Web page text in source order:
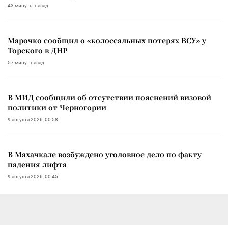
43 минуты назад
Марочко сообщил о «колоссальных потерях ВСУ» у
Торского в ДНР
57 минут назад
В МИД сообщили об отсутствии пояснений визовой
политики от Черногории
9 августа 2026, 00:58
В Махачкале возбуждено уголовное дело по факту
падения лифта
9 августа 2026, 00:45